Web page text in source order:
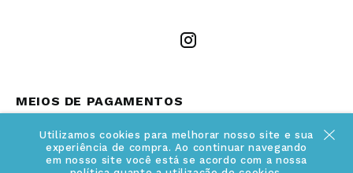
Utilizamos cookies para melhorar nosso site e sua
experiência de compra. Ao continuar navegando
em nosso site você está se acordo com a nossa
MEIOS DE PAGAMENTOS